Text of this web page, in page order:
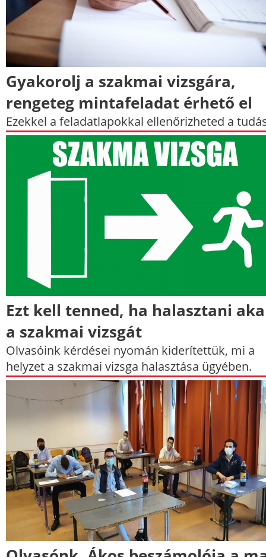
Gyakorolj a szakmai vizsgára,
rengeteg mintafeladat érhető el
Ezekkel a feladatlapokkal ellenőrizheted a
Ezt kell tenned, ha halasztani
a szakmai vizsgát
Olvasóink kérdései nyomán kiderítettük, mi a
helyzet a szakmai vizsga halasztása ügyében.